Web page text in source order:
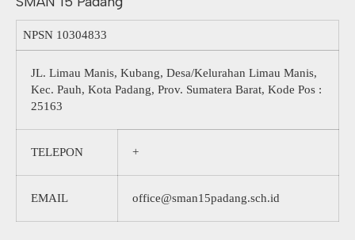
NPSN 10304833
JL. Limau Manis, Kubang, Desa/Kelurahan Limau Manis,
Kec. Pauh, Kota Padang, Prov. Sumatera Barat, Kode Pos :
25163
TELEPON +
EMAIL office@sman15padang.sch.id